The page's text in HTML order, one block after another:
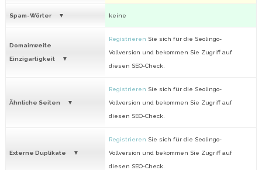
Spam-Wörter keine
Domainweite
Einzigartigkeit
Registrieren Sie sich für die Seolingo-
Vollversion und bekommen Sie Zugriff auf
diesen SEO-Check.
Ähnliche Seiten
Registrieren Sie sich für die Seolingo-
Vollversion und bekommen Sie Zugriff auf
diesen SEO-Check.
Externe Duplikate
Registrieren Sie sich für die Seolingo-
Vollversion und bekommen Sie Zugriff auf
diesen SEO-Check.